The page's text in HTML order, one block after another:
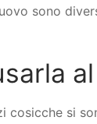
sono
cosicche si